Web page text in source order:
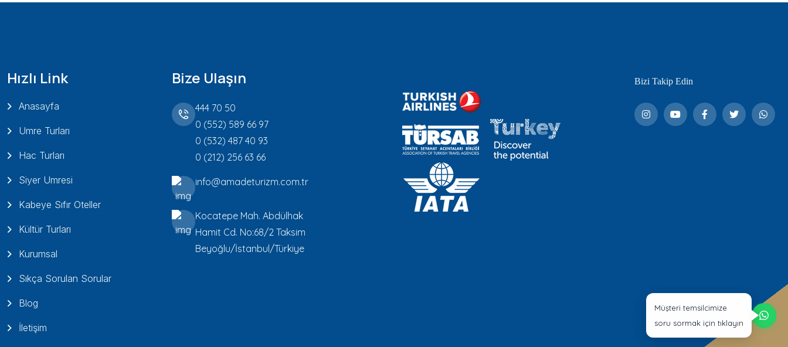
Hızlı Link
Anasayfa
Umre Turları
Hac Turları
Siyer Umresi
Kabeye Sıfır Oteller
Kültür Turları
Kurumsal
Sıkça Sorulan Sorular
Blog
İletişim
Bize Ulaşın
444 70 50
0 (552) 589 66 97
0 (532) 487 40 93
0 (212) 256 63 66
info@amadeturizm.com.tr
Kocatepe Mah. Abdülhak
Hamit Cd. No:68/2 Taksim
Beyoğlu/İstanbul/Türkiye
Bizi Takip Edin
Müşteri temsilcimize
soru sormak için tıklayın